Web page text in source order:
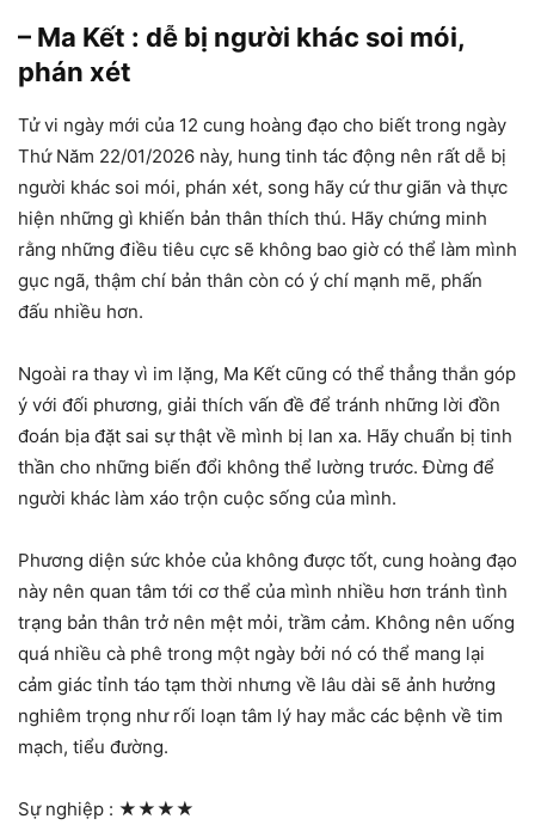
– Ma Kết : dễ bị người khác soi mói,
phán xét
Tử vi ngày mới của 12 cung hoàng đạo cho biết trong ngày
Thứ Năm 22/01/2026 này, hung tinh tác động nên rất dễ bị
người khác soi mói, phán xét, song hãy cứ thư giãn và thực
hiện những gì khiến bản thân thích thú. Hãy chứng minh
rằng những điều tiêu cực sẽ không bao giờ có thể làm mình
gục ngã, thậm chí bản thân còn có ý chí mạnh mẽ, phấn
đấu nhiều hơn.
Ngoài ra thay vì im lặng, Ma Kết cũng có thể thẳng thắn góp
ý với đối phương, giải thích vấn đề để tránh những lời đồn
đoán bịa đặt sai sự thật về mình bị lan xa. Hãy chuẩn bị tinh
thần cho những biến đổi không thể lường trước. Đừng để
người khác làm xáo trộn cuộc sống của mình.
Phương diện sức khỏe của không được tốt, cung hoàng đạo
này nên quan tâm tới cơ thể của mình nhiều hơn tránh tình
trạng bản thân trở nên mệt mỏi, trầm cảm. Không nên uống
quá nhiều cà phê trong một ngày bởi nó có thể mang lại
cảm giác tỉnh táo tạm thời nhưng về lâu dài sẽ ảnh hưởng
nghiêm trọng như rối loạn tâm lý hay mắc các bệnh về tim
mạch, tiểu đường.
Sự nghiệp : ★★★★